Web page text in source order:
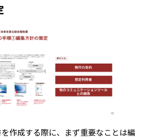
作成する際に、まず重要なことは編